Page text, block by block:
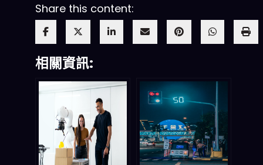
Share this content:
相關資訊: